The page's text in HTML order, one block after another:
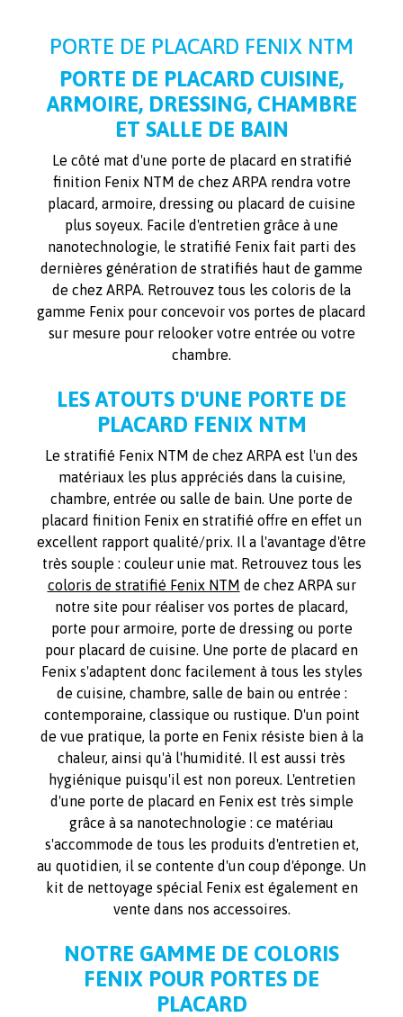
PORTE DE PLACARD FENIX NTM
PORTE DE PLACARD CUISINE,
ARMOIRE, DRESSING, CHAMBRE
ET SALLE DE BAIN
Le côté mat d'une porte de placard en stratifié
finition Fenix NTM de chez ARPA rendra votre
placard, armoire, dressing ou placard de cuisine
plus soyeux. Facile d'entretien grâce à une
nanotechnologie, le stratifié Fenix fait parti des
dernières génération de stratifiés haut de gamme
de chez ARPA. Retrouvez tous les coloris de la
gamme Fenix pour concevoir vos portes de placard
sur mesure pour relooker votre entrée ou votre
chambre.
LES ATOUTS D'UNE PORTE DE
PLACARD FENIX NTM
Le stratifié Fenix NTM de chez ARPA est l'un des
matériaux les plus appréciés dans la cuisine,
chambre, entrée ou salle de bain. Une porte de
placard finition Fenix en stratifié offre en effet un
excellent rapport qualité/prix. Il a l'avantage d'être
très souple : couleur unie mat. Retrouvez tous les
coloris de stratifié Fenix NTM de chez ARPA sur
notre site pour réaliser vos portes de placard,
porte pour armoire, porte de dressing ou porte
pour placard de cuisine. Une porte de placard en
Fenix s'adaptent donc facilement à tous les styles
de cuisine, chambre, salle de bain ou entrée :
contemporaine, classique ou rustique. D'un point
de vue pratique, la porte en Fenix résiste bien à la
chaleur, ainsi qu'à l'humidité. Il est aussi très
hygiénique puisqu'il est non poreux. L'entretien
d'une porte de placard en Fenix est très simple
grâce à sa nanotechnologie : ce matériau
s'accommode de tous les produits d'entretien et,
au quotidien, il se contente d'un coup d'éponge. Un
kit de nettoyage spécial Fenix est également en
vente dans nos accessoires.
NOTRE GAMME DE COLORIS
FENIX POUR PORTES DE
PLACARD